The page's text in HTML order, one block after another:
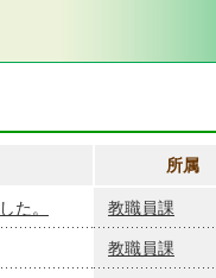
所属
た。 教職員課
教職員課